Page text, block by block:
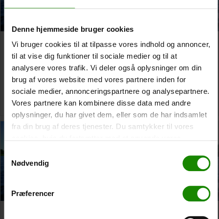
Denne hjemmeside bruger cookies
Vi bruger cookies til at tilpasse vores indhold og annoncer,
til at vise dig funktioner til sociale medier og til at
analysere vores trafik. Vi deler også oplysninger om din
brug af vores website med vores partnere inden for
sociale medier, annonceringspartnere og analysepartnere.
Vores partnere kan kombinere disse data med andre
oplysninger, du har givet dem, eller som de har indsamlet
fra din brug af deres tjenester. Du samtykker til vores
Samtykkevalg
Nødvendig
Præferencer
Bjerringbro nach Fladbro
10 Tage Reise
Von:1.800,00kr.
Weiterlesen
Bjerringbro nach
Optionales Endziel
2 Tages Reise
Von:700,00 kr.
Weiterlesen